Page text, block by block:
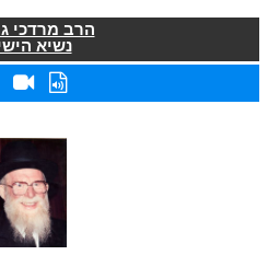
הרב מרדכי
נשיא